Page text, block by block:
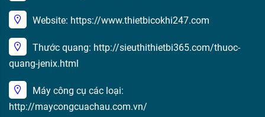
Website: https://www.thietbicokhi247.com
Thước quang: http://sieuthithietbi365.com/thuoc-
quang-jenix.html
Máy công cụ các loại:
http://maycongcuachau.com.vn/